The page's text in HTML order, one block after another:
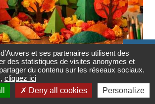
Contact

Newsletter
: ATELIER
et ses partenaires utilisent des
des statistiques de visites anonymes et
du contenu sur les réseaux sociaux.
cliquez ici
Deny all cookies Personalize